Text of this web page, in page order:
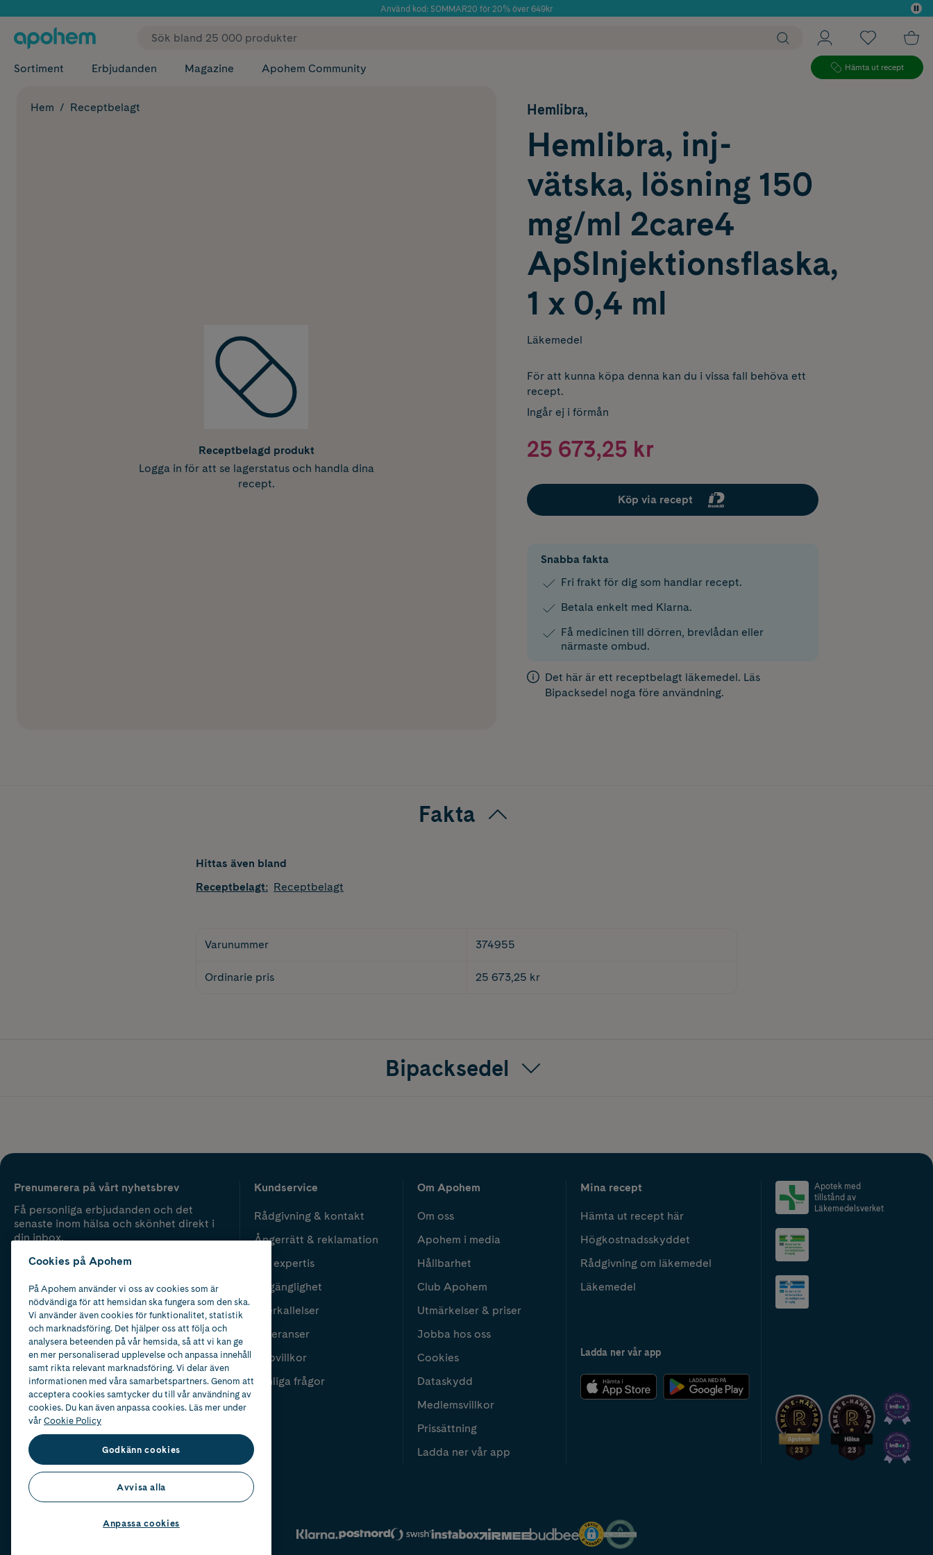
Använd kod: SOMMAR20 för 20% över 649kr
✓ Fri frakt
Sortiment Erbjudanden Magazine Apohem Community Hämta ut recept
Hem Receptbelagt
Receptbelagd produkt
Logga in för att se lagerstatus och handla dina
recept.
Hemlibra,
Hemlibra, inj-
vätska, lösning 150
mg/ml 2care4
ApSInjektionsflaska,
1 x 0,4 ml
Läkemedel
För att kunna köpa denna kan du i vissa fall behöva ett
recept.
Ingår ej i förmån
25 673,25 kr
Köp via recept
Snabba fakta
Fri frakt för dig som handlar recept.
Betala enkelt med Klarna.
Få medicinen till dörren, brevlådan eller
närmaste ombud.
Det här är ett receptbelagt läkemedel. Läs
Bipacksedel noga före användning.
Fakta
Hittas även bland
Receptbelagt: Receptbelagt
Varunummer 374955
Ordinarie pris 25 673,25 kr
Bipacksedel
Prenumerera på vårt nyhetsbrev
Få personliga erbjudanden och det
senaste inom hälsa och skönhet direkt i
din inbox.
Kundservice
Rådgivning & kontakt
Ångerrätt & reklamation
Vår expertis
Tillgänglighet
Återkallelser
Leveranser
Köpvillkor
Vanliga frågor
Om Apohem
Om oss
Apohem i media
Hållbarhet
Club Apohem
Utmärkelser & priser
Jobba hos oss
Cookies
Dataskydd
Medlemsvillkor
Prissättning
Ladda ner vår app
Mina recept
Hämta ut recept här
Högkostnadsskyddet
Rådgivning om läkemedel
Läkemedel
Ladda ner vår app
Apotek med
tillstånd av
Läkemedelsverket
2024
Cookies på Apohem
På Apohem använder vi oss av cookies som är
nödvändiga för att hemsidan ska fungera som den ska.
Vi använder även cookies för funktionalitet, statistik
och marknadsföring. Det hjälper oss att följa och
analysera beteenden på vår hemsida, så att vi kan ge
en mer personaliserad upplevelse och anpassa innehåll
samt rikta relevant marknadsföring. Vi delar även
informationen med våra samarbetspartners. Genom att
acceptera cookies samtycker du till vår användning av
cookies. Du kan även anpassa cookies. Läs mer under
vårCookie Policy
Godkänn cookies
Avvisa alla
Anpassa cookies